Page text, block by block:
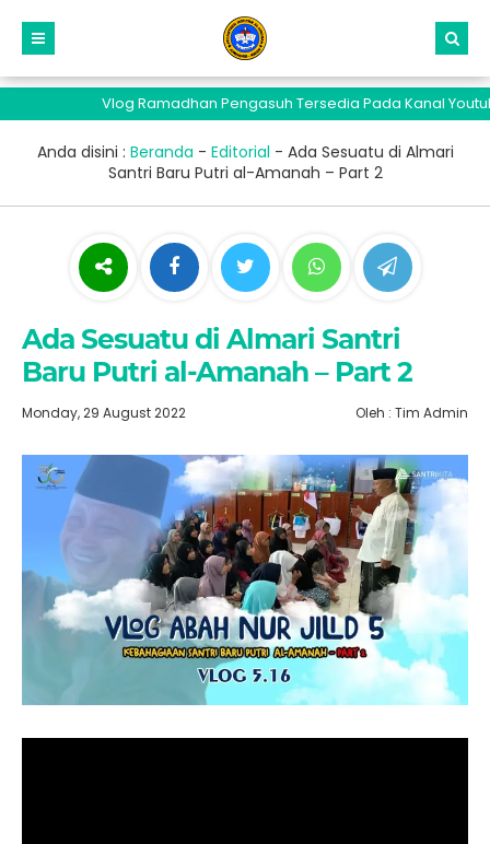
Vlog Ramadhan Pengasuh Tersedia Pada Kanal
Anda disini : Beranda - Editorial - Ada Sesuatu di Almari
Santri Baru Putri al-Amanah – Part 2
Ada Sesuatu di Almari Santri
Baru Putri al-Amanah – Part 2
Monday, 29 August 2022 Oleh : Tim Admin